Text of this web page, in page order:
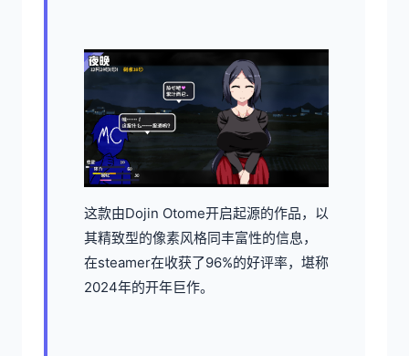
这款由Dojin Otome开启起源的作品，以
其精致型的像素风格同丰富性的信息，
在steamer在收获了​​96%的好评率​​，堪称
2024年的开年巨作。